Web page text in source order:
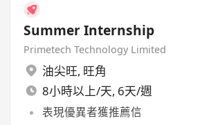
Summer Internship
Primetech Technology Limited
油尖旺, 旺角
8小時以上/天, 6天/週
表現優異者獲推薦信